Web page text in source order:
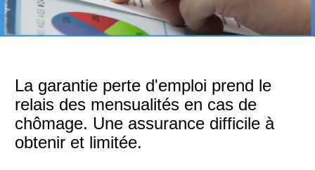
La garantie perte d'emploi prend le
relais des mensualités en cas de
chômage. Une assurance difficile à
obtenir et limitée.